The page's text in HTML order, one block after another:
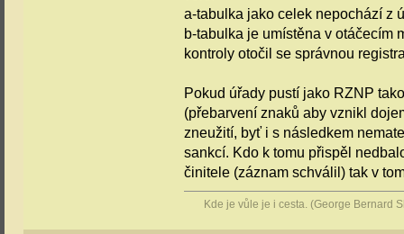
a-tabulka jako celek nepochází z
b-tabulka je umístěna v otáčecím
kontroly otočil se správnou
Pokud úřady pustí jako RZNP
(přebarvení znaků aby vznikl
zneužití, byť i s následkem
sankcí. Kdo k tomu přispěl
činitele (záznam schválil) tak v
Kde je vůle je i cesta. (George Bernard